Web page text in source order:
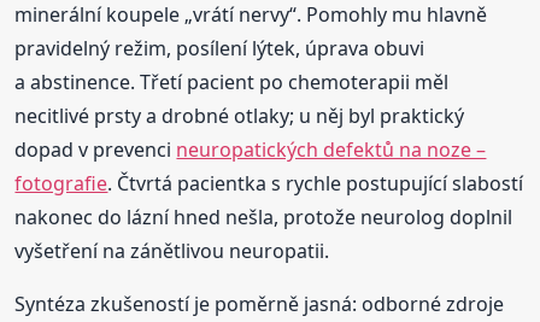
minerální koupele „vrátí nervy“. Pomohly mu hlavně
pravidelný režim, posílení lýtek, úprava obuvi
a abstinence. Třetí pacient po chemoterapii měl
necitlivé prsty a drobné otlaky; u něj byl praktický
dopad v prevenci neuropatických defektů na noze –
fotografie. Čtvrtá pacientka s rychle postupující slabostí
nakonec do lázní hned nešla, protože neurolog doplnil
vyšetření na zánětlivou neuropatii.
Syntéza zkušeností je poměrně jasná: odborné zdroje